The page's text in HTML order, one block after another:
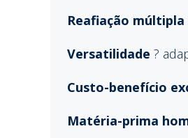
Reafiação múltipla
Versatilidade ?
Custo-benefício
Matéria-prima